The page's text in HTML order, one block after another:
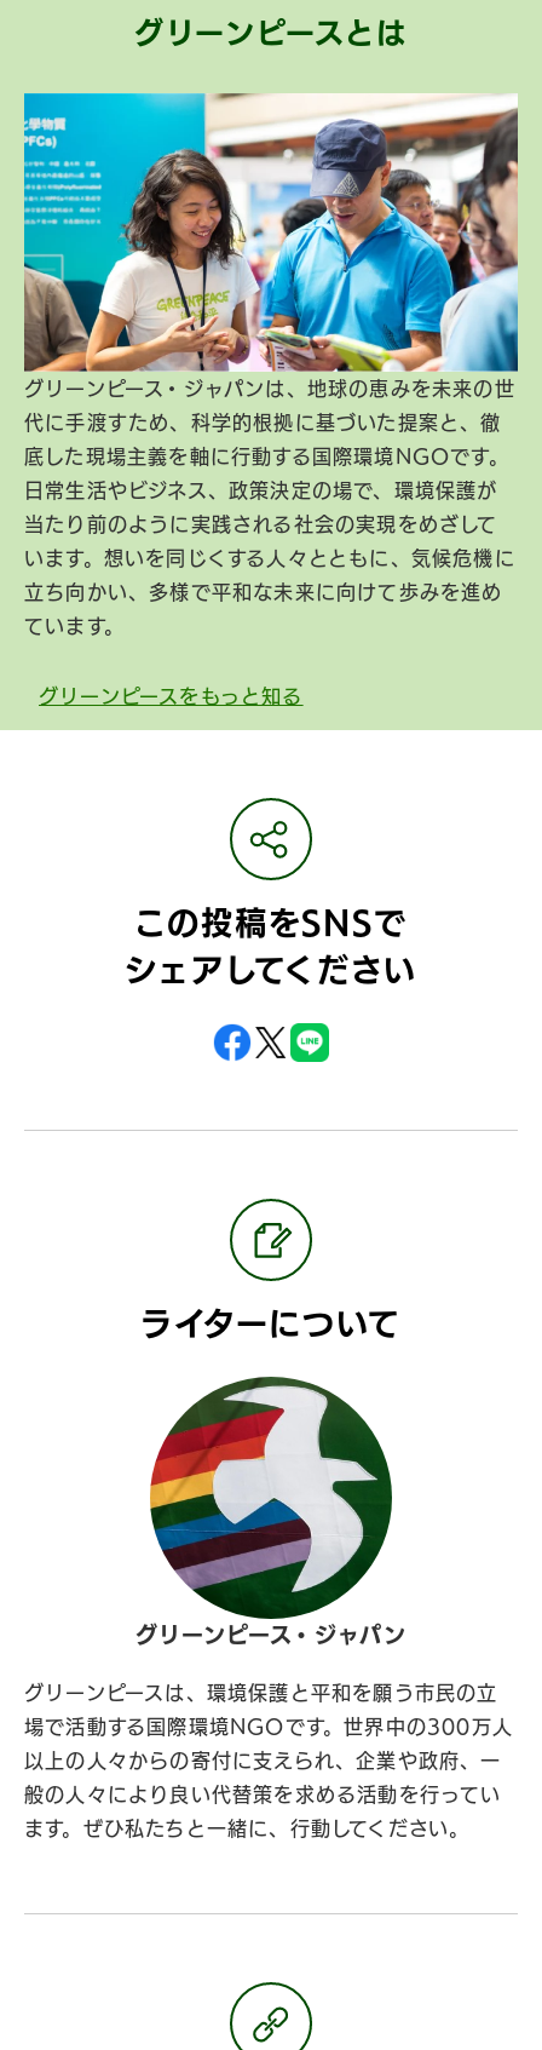
グリーンピースとは
グリーンピース・ジャパンは、地球の恵みを未来の世
代に手渡すため、科学的根拠に基づいた提案と、徹
底した現場主義を軸に行動する国際環境NGOです。
日常生活やビジネス、政策決定の場で、環境保護が
当たり前のように実践される社会の実現をめざして
います。想いを同じくする人々とともに、気候危機に
立ち向かい、多様で平和な未来に向けて歩みを進め
ています。
グリーンピースをもっと知る
この投稿をSNSで
シェアしてください
ライターについて
グリーンピース・ジャパン
グリーンピースは、環境保護と平和を願う市民の立
場で活動する国際環境NGOです。世界中の300万人
以上の人々からの寄付に支えられ、企業や政府、一
般の人々により良い代替策を求める活動を行ってい
ます。ぜひ私たちと一緒に、行動してください。